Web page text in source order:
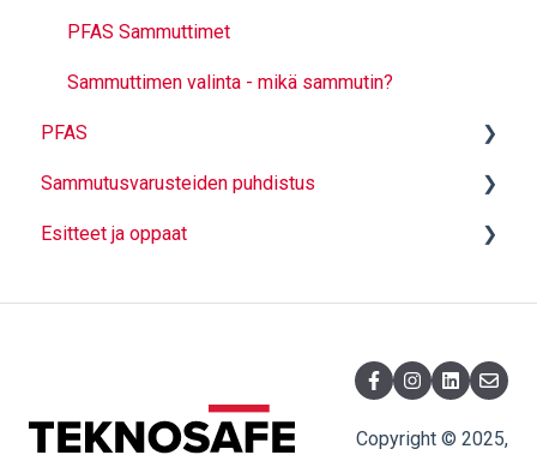
PFAS Sammuttimet
Sammuttimen valinta - mikä sammutin?
PFAS
Yleistä
Lainsäädäntö ja aikataulut
Sammutusjärjestelmien suunnittelu
Sammutusvarusteiden puhdistus
Yleistä puhdistuksesta
Palveluprosessi
Esitteet ja oppaat
Alkusammutus ja kiinteistöturvallisuus
Työturvallisuus
Copyright © 2025,